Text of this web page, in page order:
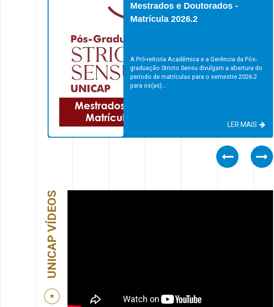
Mestrados e Doutorados -
Matrícula 2026.2
A Pró-reitoria Acadêmica e a Gerência da Pós-
graduação Stricto Sensu divulgam a abertura do
período de matrículas para o semestre 2026.2
para os(as)...
LER MAIS
Previous
Next
UNICAP VÍDEOS